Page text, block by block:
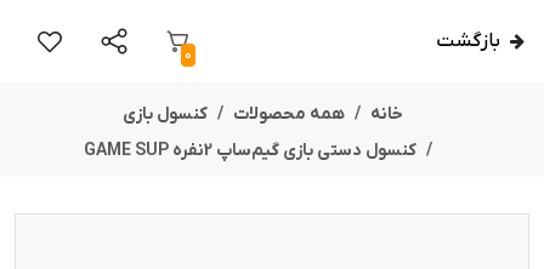
بازگشت
0
خانه همه محصولات
کنسول بازی
کنسول دستی بازی گیم‌ساپ 2نفره GAME SUP